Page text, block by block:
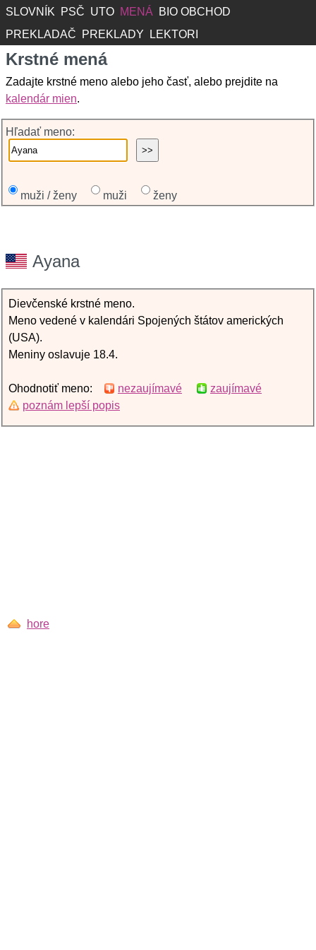
SLOVNÍK PSČ UTO MENÁ
BIO OBCHOD
PREKLADAČ
PREKLADY LEKTORI
Krstné mená
Zadajte krstné meno alebo jeho časť, alebo prejdite na
kalendár mien.
Hľadať meno:
muži / ženy muži ženy
Ayana
Dievčenské krstné meno.
Meno vedené v kalendári Spojených štátov amerických
(USA).
Meniny oslavuje 18.4.
Ohodnotiť meno: nezaujímavé
zaujímavé
poznám lepší popis
hore